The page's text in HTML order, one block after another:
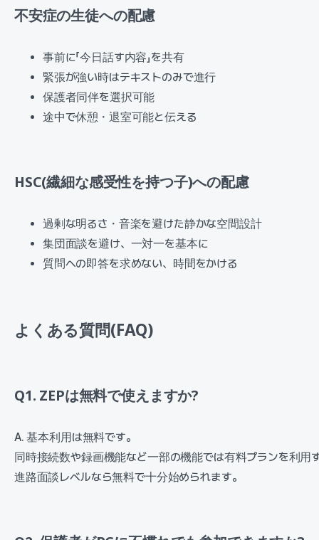
不安症の生徒への配慮
事前に「今日話す内容」を共有
緊張が強い時はテキストのみで進行
保護者同伴を選択可能
途中で休憩・退室可能と伝える
HSC(繊細な感受性を持つ子)への配慮
過剰な明るさ・音楽を避けた静かな空間設計
集団面談を避け、一対一を基本に
質問への即答を求めない、時間をかける
よくある質問(FAQ)
Q1. ZEPは無料で使えますか?
A. 基本利用は無料です。
同時接続数や録画機能など一部の機能では有料プランを利用
進路面談レベルなら無料で十分始められます。